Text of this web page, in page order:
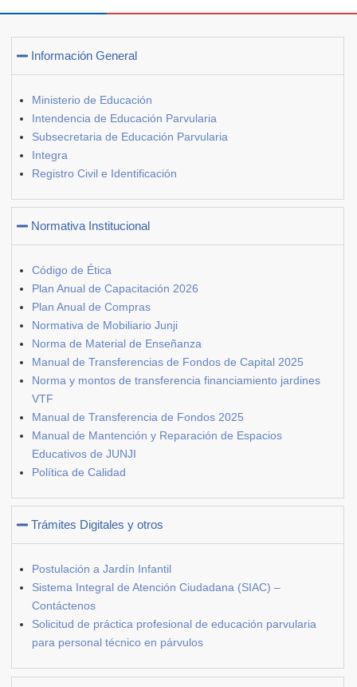
Información General
Ministerio de Educación
Intendencia de Educación Parvularia
Subsecretaria de Educación Parvularia
Integra
Registro Civil e Identificación
Normativa Institucional
Código de Ética
Plan Anual de Capacitación 2026
Plan Anual de Compras
Normativa de Mobiliario Junji
Norma de Material de Enseñanza
Manual de Transferencias de Fondos de Capital 2025
Norma y montos de transferencia financiamiento jardines
VTF
Manual de Transferencia de Fondos 2025
Manual de Mantención y Reparación de Espacios
Educativos de JUNJI
Política de Calidad
Trámites Digitales y otros
Postulación a Jardín Infantil
Sistema Integral de Atención Ciudadana (SIAC) –
Contáctenos
Solicitud de práctica profesional de educación parvularia
para personal técnico en párvulos